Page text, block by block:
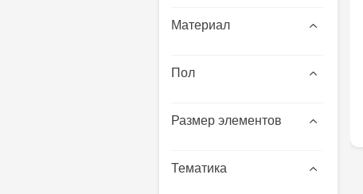
Материал
Пол
Размер элементов
Тематика